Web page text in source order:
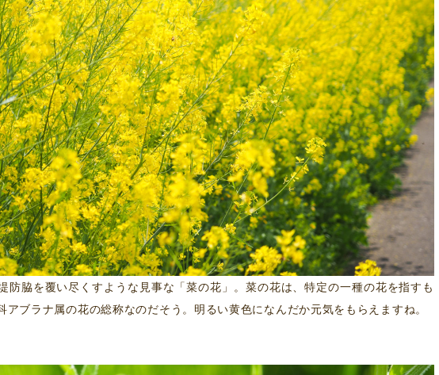
防脇を覆い尽くすような見事な「菜の花」。菜の花は、特定の一種の花を指すも
アブラナ属の花の総称なのだそう。明るい黄色になんだか元気をもらえますね。